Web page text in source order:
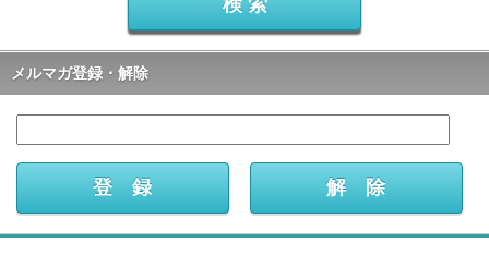
メルマガ登録・解除